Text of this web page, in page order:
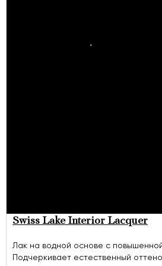
Swiss Lake Interior Lacquer
Лак на водной основе с
Подчеркивает естественный